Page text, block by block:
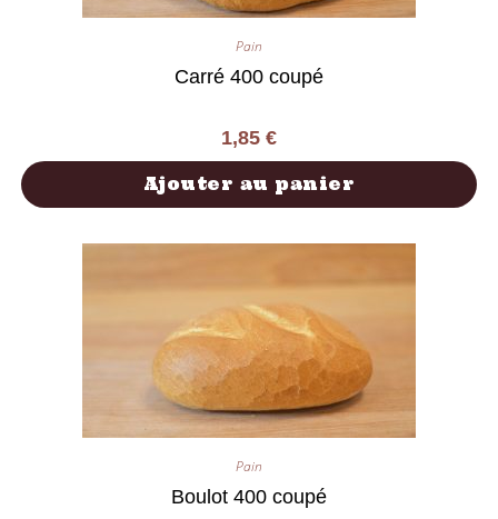
Pain
Carré 400 coupé
1,85 €
Ajouter au panier
Pain
Boulot 400 coupé